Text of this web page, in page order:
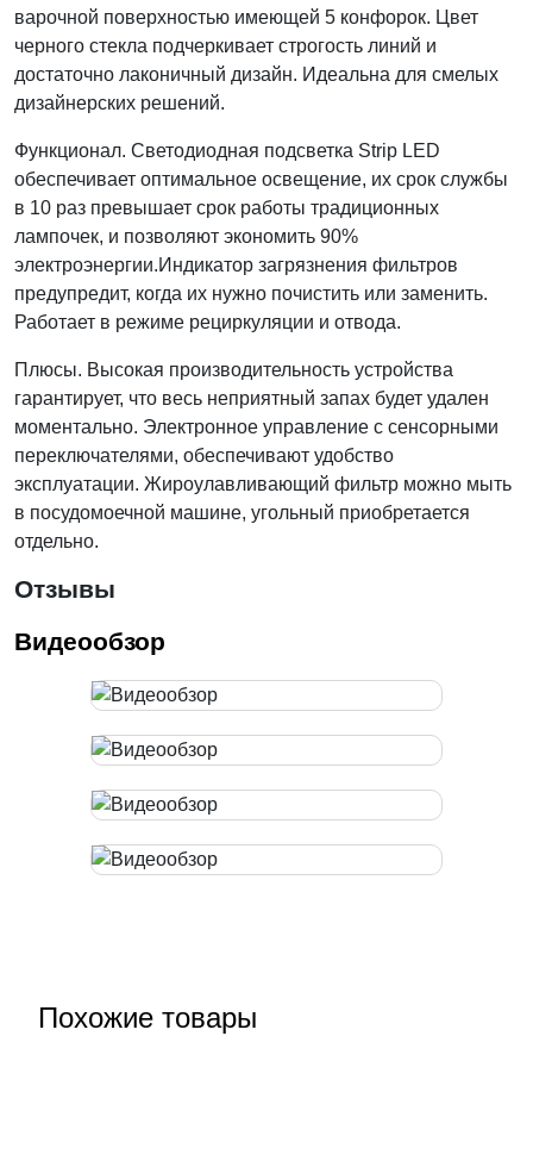
варочной поверхностью имеющей 5 конфорок. Цвет
черного стекла подчеркивает строгость линий и
достаточно лаконичный дизайн. Идеальна для смелых
дизайнерских решений.
Функционал. Светодиодная подсветка Strip LED
обеспечивает оптимальное освещение, их срок службы
в 10 раз превышает срок работы традиционных
лампочек, и позволяют экономить 90%
электроэнергии.Индикатор загрязнения фильтров
предупредит, когда их нужно почистить или заменить.
Работает в режиме рециркуляции и отвода.
Плюсы. Высокая производительность устройства
гарантирует, что весь неприятный запах будет удален
моментально. Электронное управление с сенсорными
переключателями, обеспечивают удобство
эксплуатации. Жироулавливающий фильтр можно мыть
в посудомоечной машине, угольный приобретается
отдельно.
Отзывы
Видеообзор
Похожие товары